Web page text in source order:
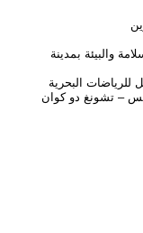
والبيئة بمدينة
– تشونغ دو كوان